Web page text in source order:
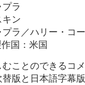
ラ
ン
ラ／ハリー・コ
国：米国
ことのできるコ
版と日本語字幕